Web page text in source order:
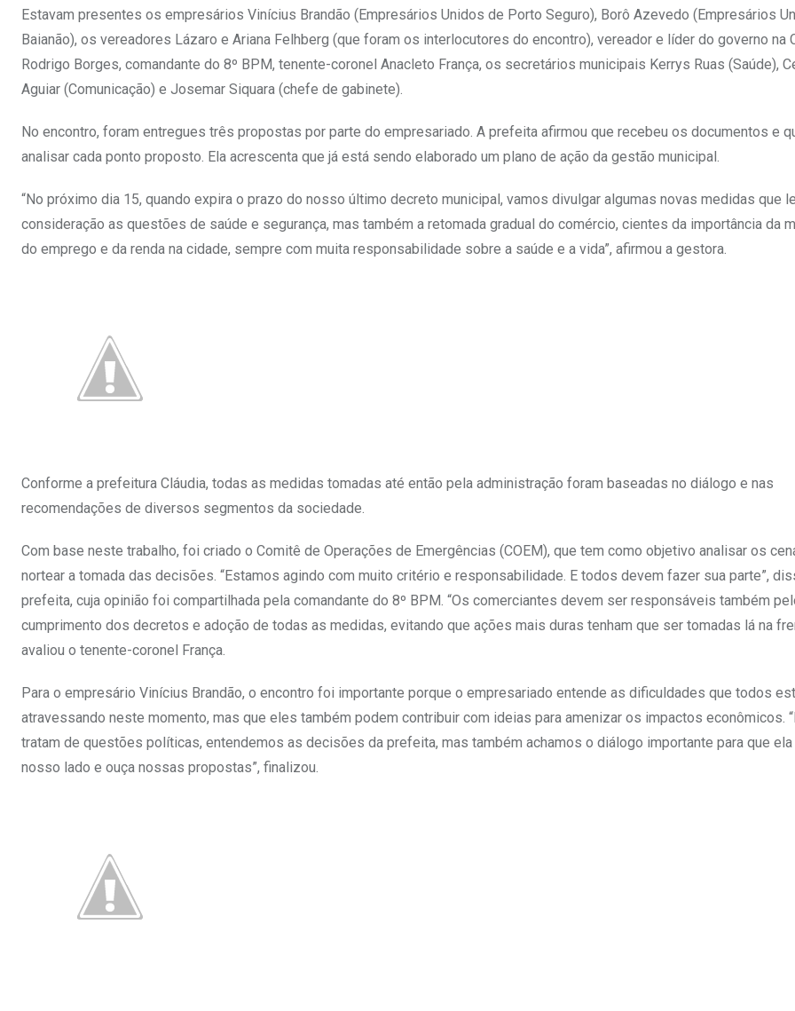
Estavam presentes os empresários Vinícius Brandão (Empresários Unidos de Porto Seguro), Borô Azevedo (Empresários
Baianão), os vereadores Lázaro e Ariana Felhberg (que foram os interlocutores do encontro), vereador e líder do governo na
Rodrigo Borges, comandante do 8º BPM, tenente-coronel Anacleto França, os secretários municipais Kerrys Ruas (Saúde),
Aguiar (Comunicação) e Josemar Siquara (chefe de gabinete).
No encontro, foram entregues três propostas por parte do empresariado. A prefeita afirmou que recebeu os documentos e
analisar cada ponto proposto. Ela acrescenta que já está sendo elaborado um plano de ação da gestão municipal.
“No próximo dia 15, quando expira o prazo do nosso último decreto municipal, vamos divulgar algumas novas medidas que
consideração as questões de saúde e segurança, mas também a retomada gradual do comércio, cientes da importância da
do emprego e da renda na cidade, sempre com muita responsabilidade sobre a saúde e a vida”, afirmou a gestora.
Conforme a prefeitura Cláudia, todas as medidas tomadas até então pela administração foram baseadas no diálogo e nas
recomendações de diversos segmentos da sociedade.
Com base neste trabalho, foi criado o Comitê de Operações de Emergências (COEM), que tem como objetivo analisar os
nortear a tomada das decisões. “Estamos agindo com muito critério e responsabilidade. E todos devem fazer sua parte”,
prefeita, cuja opinião foi compartilhada pela comandante do 8º BPM. “Os comerciantes devem ser responsáveis também
cumprimento dos decretos e adoção de todas as medidas, evitando que ações mais duras tenham que ser tomadas lá na
avaliou o tenente-coronel França.
Para o empresário Vinícius Brandão, o encontro foi importante porque o empresariado entende as dificuldades que todos
atravessando neste momento, mas que eles também podem contribuir com ideias para amenizar os impactos econômicos.
tratam de questões políticas, entendemos as decisões da prefeita, mas também achamos o diálogo importante para que ela
nosso lado e ouça nossas propostas”, finalizou.